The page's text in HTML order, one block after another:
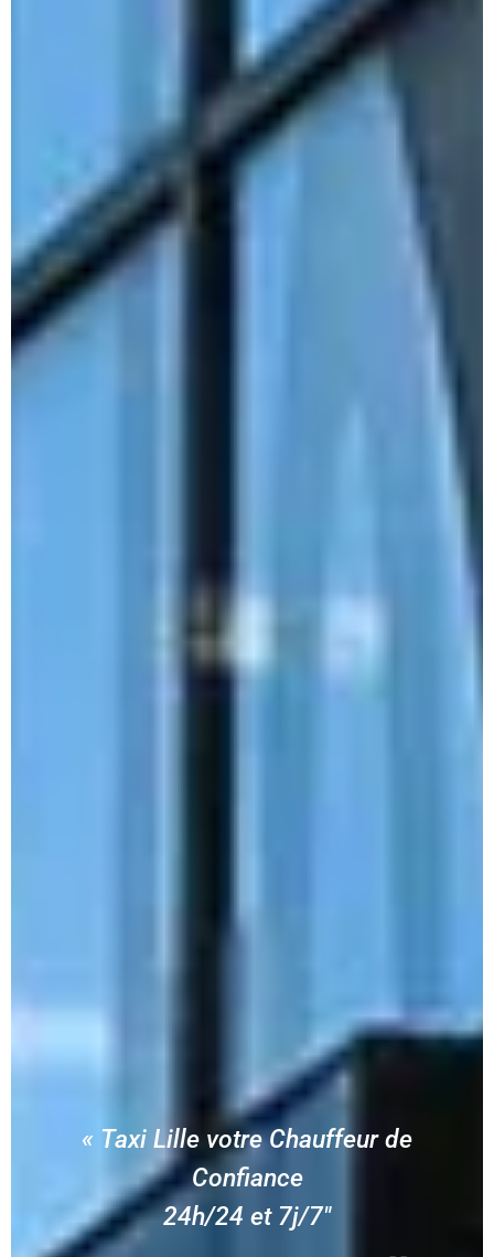
« Taxi Lille votre Chauffeur de
Confiance
24h/24 et 7j/7″